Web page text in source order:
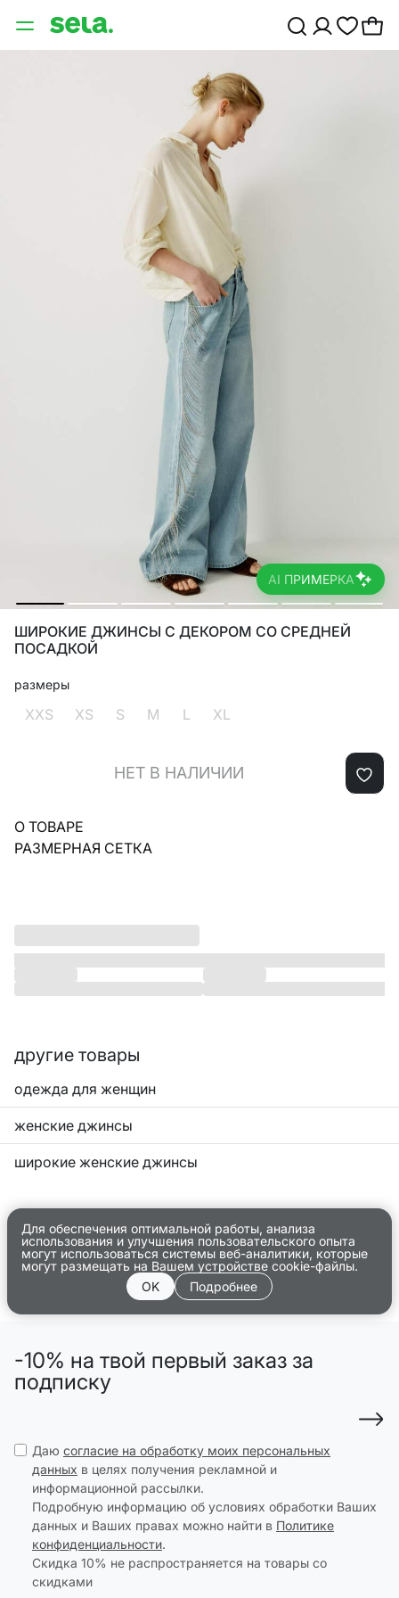
AI ПРИМЕРКА
ШИРОКИЕ ДЖИНСЫ С ДЕКОРОМ СО СРЕДНЕЙ
ПОСАДКОЙ
размеры
XXS XS S M L XL
НЕТ В НАЛИЧИИ
О ТОВАРЕ
РАЗМЕРНАЯ СЕТКА
другие товары
одежда для женщин
женские джинсы
широкие женские джинсы
Для обеспечения оптимальной работы, анализа
использования и улучшения пользовательского опыта
могут использоваться системы веб-аналитики, которые
могут размещать на Вашем устройстве cookie-файлы.
OK
Подробнее
-10% на твой первый заказ за
подписку
Даю согласие на обработку моих персональных
данных в целях получения рекламной и
информационной рассылки.
Подробную информацию об условиях обработки Ваших
данных и Ваших правах можно найти в Политике
конфиденциальности.
Скидка 10% не распространяется на товары со
скидками